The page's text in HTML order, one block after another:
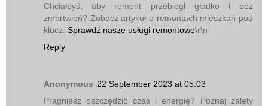
Chciałbyś, aby remont przebiegł gładko i bez
zmartwień? Zobacz artykuł o remontach mieszkań pod
klucz. Sprawdź nasze usługi remontowe\r\n
Reply
Anonymous 22 September 2023 at 05:03
Pragniesz oszczędzić czas i energię? Poznaj zalety